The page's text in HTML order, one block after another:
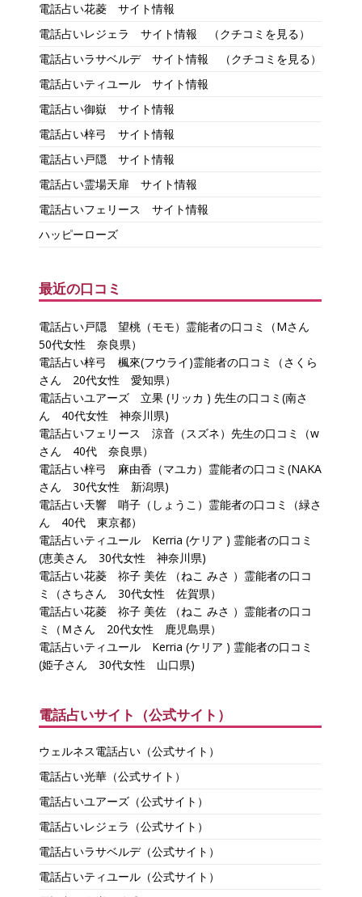
電話占い花菱 サイト情報
電話占いレジェラ サイト情報
（クチコミを見る）
電話占いラサベルデ サイト情報
（クチコミを見る）
電話占いティユール サイト情報
電話占い御嶽 サイト情報
電話占い梓弓 サイト情報
電話占い戸隠 サイト情報
電話占い霊場天扉 サイト情報
電話占いフェリース サイト情報
ハッピーローズ
最近の口コミ
電話占い戸隠 望桃（モモ）霊能者の口コミ（Mさん
50代女性 奈良県）
電話占い梓弓 楓來(フウライ)霊能者の口コミ（さくら
さん 20代女性 愛知県）
電話占いユアーズ 立果 (リッカ ) 先生の口コミ(南さ
ん 40代女性 神奈川県)
電話占いフェリース 涼音（スズネ）先生の口コミ（w
さん 40代 奈良県）
電話占い梓弓 麻由香（マユカ）霊能者の口コミ(NAKA
さん 30代女性 新潟県)
電話占い天響 哨子（しょうこ）霊能者の口コミ（緑さ
ん 40代 東京都）
電話占いティユール Kerria (ケリア ) 霊能者の口コミ
(恵美さん 30代女性 神奈川県)
電話占い花菱 祢子 美佐 （ねこ みさ ）霊能者の口コ
ミ（さちさん 30代女性 佐賀県）
電話占い花菱 祢子 美佐 （ねこ みさ ）霊能者の口コ
ミ（Ｍさん 20代女性 鹿児島県）
電話占いティユール Kerria (ケリア ) 霊能者の口コミ
(姫子さん 30代女性 山口県)
電話占いサイト（公式サイト）
ウェルネス電話占い（公式サイト）
電話占い光華（公式サイト）
電話占いユアーズ（公式サイト）
電話占いレジェラ（公式サイト）
電話占いラサベルデ（公式サイト）
電話占いティユール（公式サイト）